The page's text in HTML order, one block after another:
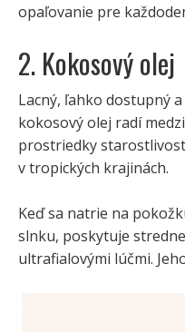
opaľovanie pre
2. Kokosový olej
Lacný, ľahko dostupný
kokosový olej radí
prostriedky
v tropických krajinách.
Keď sa natrie na
slnku, poskytuje
ultrafialovými lúčmi.